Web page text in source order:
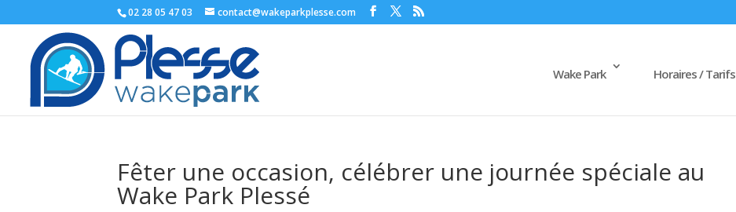
02 28 05 47 03 contact@wakeparkplesse.com
Wake Park Horaires / Tarifs
Fêter une occasion, célébrer une journée spéciale au
Wake Park Plessé